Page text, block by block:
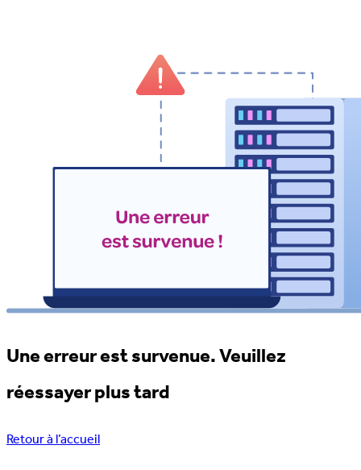
Une erreur est survenue. Veuillez
réessayer plus tard
Retour à l’accueil